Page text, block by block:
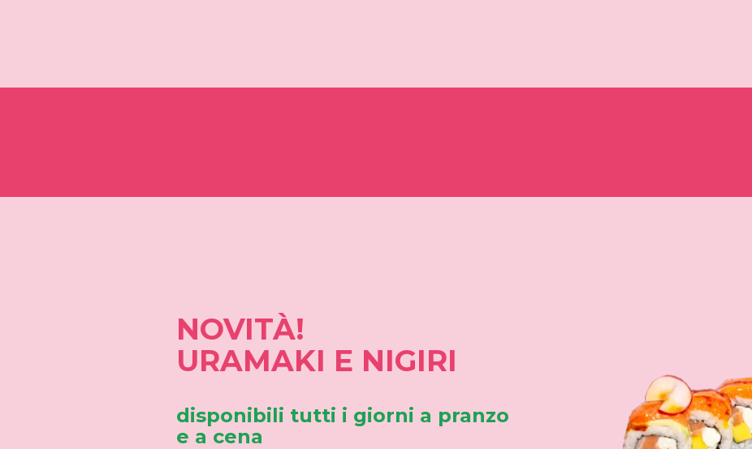
NOVITÀ!
URAMAKI E NIGIRI
disponibili tutti i giorni a pranzo
e a cena